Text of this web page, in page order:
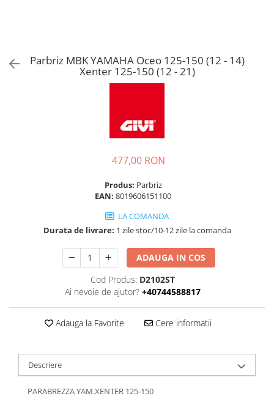
Parbriz MBK YAMAHA Oceo 125-150 (12 - 14)
Xenter 125-150 (12 - 21)
477,00 RON
Produs: Parbriz
EAN: 8019606151100
LA COMANDA
Durata de livrare: 1 zile stoc/10-12 zile la comanda
ADAUGA IN COS
Cod Produs: D2102ST
Ai nevoie de ajutor? +40744588817
Adauga la Favorite Cere informatii
Descriere
PARABREZZA YAM.XENTER 125-150